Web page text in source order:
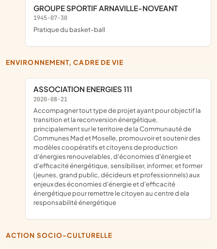
GROUPE SPORTIF ARNAVILLE-NOVEANT
1945-07-30
pratique du basket-ball
ENVIRONNEMENT, CADRE DE VIE
ASSOCIATION ENERGIES 111
2020-08-21
accompagner tout type de projet ayant pour objectif la
transition et la reconversion énergétique,
principalement sur le territoire de la Communauté de
Communes Mad et Moselle, promouvoir et soutenir des
modèles coopératifs et citoyens de production
d'énergies renouvelables, d'économies d'énergie et
d'efficacité énergétique, sensibiliser, informer, et former
(jeunes, grand public, décideurs et professionnels) aux
enjeux des économies d'énergie et d'efficacité
énergétique pour remettre le citoyen au centre d ela
responsabilité énergétique
ACTION SOCIO-CULTURELLE